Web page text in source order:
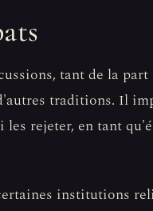
tant de la part
traditions. Il
rejeter, en tant
institutions